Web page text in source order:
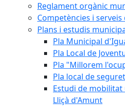
Reglament orgànic
Competències i
Plans i estudis
Pla Municipal
Pla Local de
Pla "Millorem
Pla local de
Estudi de
Lliçà d'Amunt